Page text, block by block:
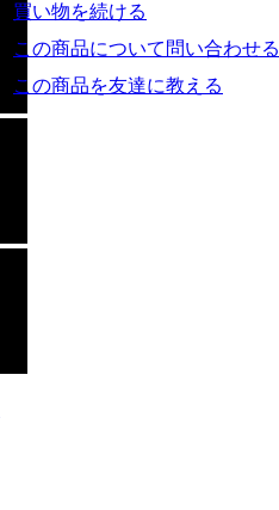
買い物を続ける
この商品について問い合わせる
この商品を友達に教える